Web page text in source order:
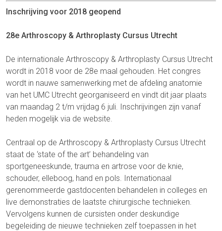
Inschrijving voor 2018 geopend
28e Arthroscopy & Arthroplasty Cursus Utrecht
De internationale Arthroscopy & Arthroplasty Cursus Utrecht
wordt in 2018 voor de 28e maal gehouden. Het congres
wordt in nauwe samenwerking met de afdeling anatomie
van het UMC Utrecht georganiseerd en vindt dit jaar plaats
van maandag 2 t/m vrijdag 6 juli. Inschrijvingen zijn vanaf
heden mogelijk via de website.
Centraal op de Arthroscopy & Arthroplasty Cursus Utrecht
staat de ‘state of the art’ behandeling van
sportgeneeskunde, trauma en artrose voor de knie,
schouder, elleboog, hand en pols. Internationaal
gerenommeerde gastdocenten behandelen in colleges en
live demonstraties de laatste chirurgische technieken.
Vervolgens kunnen de cursisten onder deskundige
begeleiding de nieuwe technieken zelf toepassen in het